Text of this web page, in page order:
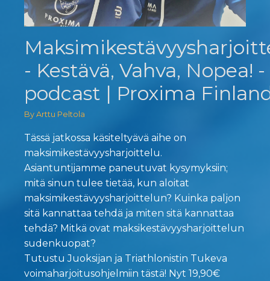
- Kestävä, Vahva, Nopea! -
podcast | Proxima
By Arttu Peltola
Tässä jatkossa käsiteltyävä aihe on
maksimikestävyysharjoittelu.
Asiantuntijamme paneutuvat kysymyksiin;
mitä sinun tulee tietää, kun aloitat
maksimikestävyysharjoittelun? Kuinka paljon
sitä kannattaa tehdä ja miten sitä kannattaa
tehdä? Mitkä ovat maksikestävyysharjoittelun
sudenkuopat?
Tutustu Juoksijan ja Triathlonistin Tukeva
voimaharjoitusohjelmiin tästä! Nyt 19,90€